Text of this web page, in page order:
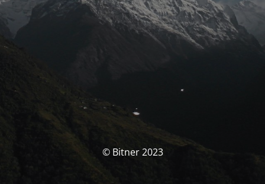
© Bitner 2023